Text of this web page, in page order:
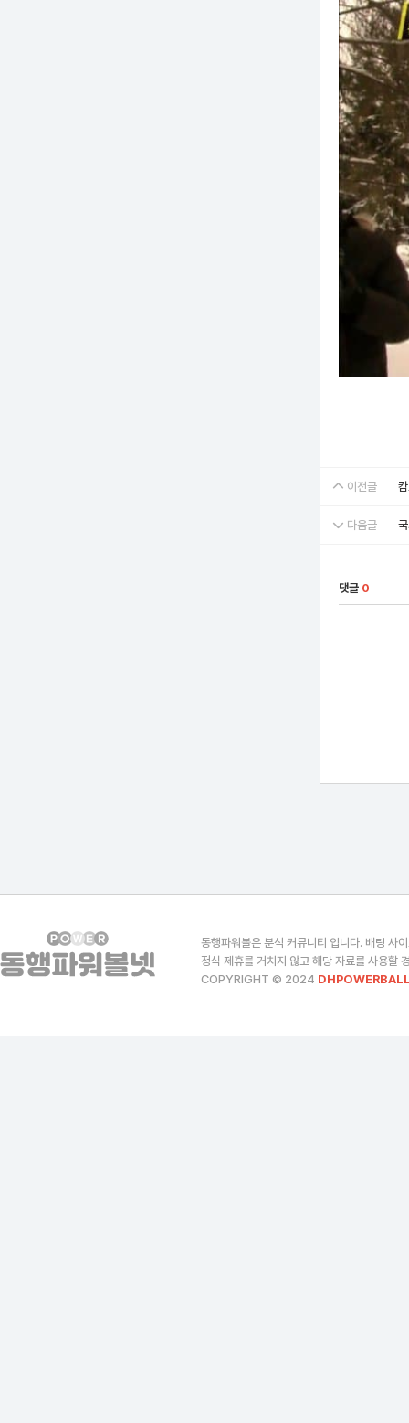
이전글
다음글
댓글 0
동행파워볼은 분석 커뮤니티 입니다. 배팅 사
정식 제휴를 거치지 않고 해당 자료를 사용할
COPYRIGHT © 2024